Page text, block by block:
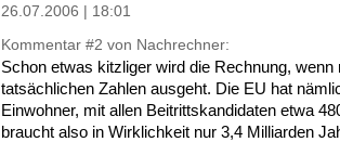
26.07.2006 | 18:01
Kommentar #2 von Nachrechner:
Schon etwas kitzliger wird die Rechnung, wenn
tatsächlichen Zahlen ausgeht. Die EU hat
Einwohner, mit allen Beitrittskandidaten etwa
braucht also in Wirklichkeit nur 3,4 Milliarden